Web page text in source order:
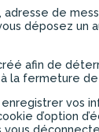
adresse de
déposez un
afin de
la fermeture
vos
d’option